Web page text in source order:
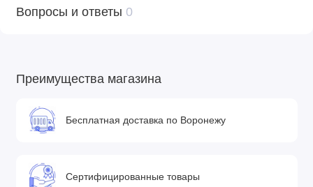
Вопросы и ответы 0
Преимущества магазина
Бесплатная доставка по Воронежу
Сертифицированные товары